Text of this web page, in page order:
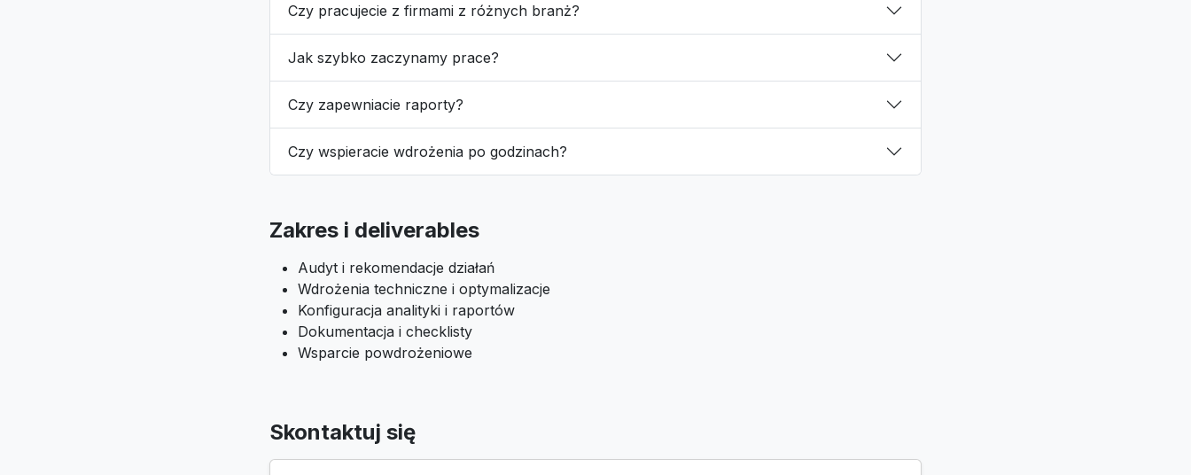
Czy pracujecie z firmami z różnych branż?
Jak szybko zaczynamy prace?
Czy zapewniacie raporty?
Czy wspieracie wdrożenia po godzinach?
Zakres i deliverables
Audyt i rekomendacje działań
Wdrożenia techniczne i optymalizacje
Konfiguracja analityki i raportów
Dokumentacja i checklisty
Wsparcie powdrożeniowe
Skontaktuj się